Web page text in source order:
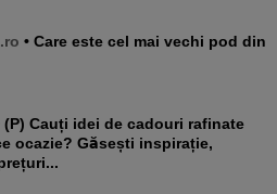
• Care este cel mai vechi pod din
ocazie? Găsești inspirație,